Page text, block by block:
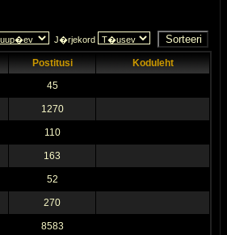
J�rjekord
Postitusi
Koduleht
45
1270
110
163
52
270
8583